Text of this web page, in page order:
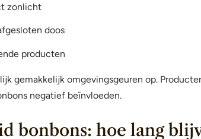
zonlicht
doos
producten
gemakkelijk omgevingsgeuren op.
negatief beïnvloeden.
bonbons: hoe lang